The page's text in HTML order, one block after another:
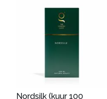
Nordsilk (kuur 100